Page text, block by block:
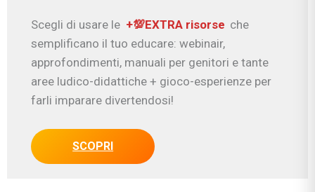
Scegli di usare le +💯EXTRA risorse che
semplificano il tuo educare: webinair,
approfondimenti, manuali per genitori e tante
aree ludico-didattiche + gioco-esperienze per
farli imparare divertendosi!
SCOPRI